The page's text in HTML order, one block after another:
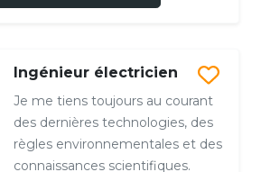
Ingénieur électricien
Je me tiens toujours au courant
des dernières technologies, des
règles environnementales et des
connaissances scientifiques.